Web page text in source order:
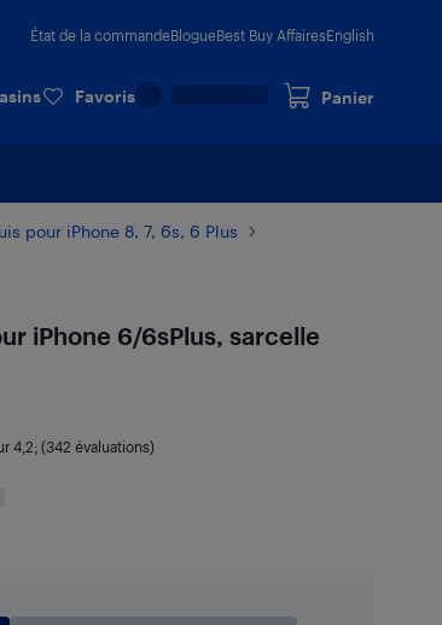
État de la commandeBlogueBest Buy AffairesEnglish
Favoris Panier
pour iPhone 8, 7, 6s, 6 Plus
iPhone 6/6sPlus, sarcelle
4,2; (342 évaluations)